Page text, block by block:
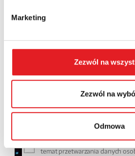
Marketing
Zezwól na
Zezwól na
Odmowa
Województwo:
osobowych przez Relpol S.A.
temat przetwarzania danych